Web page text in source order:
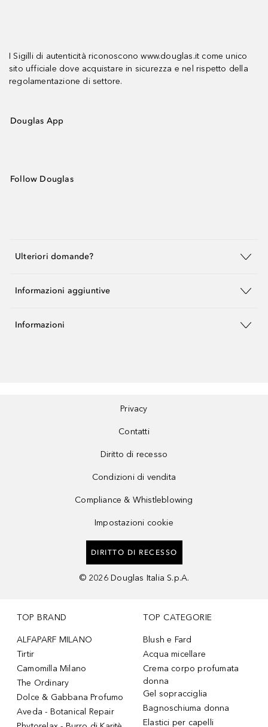
I Sigilli di autenticità riconoscono www.douglas.it come unico
sito ufficiale dove acquistare in sicurezza e nel rispetto della
regolamentazione di settore.
Douglas App
Follow Douglas
Ulteriori domande?
Informazioni aggiuntive
Informazioni
Privacy
Contatti
Diritto di recesso
Condizioni di vendita
Compliance & Whistleblowing
Impostazioni cookie
DIRITTO DI RECESSO
© 2026 Douglas Italia S.p.A.
TOP BRAND
ALFAPARF MILANO
Tirtir
Camomilla Milano
The Ordinary
Dolce & Gabbana Profumo
Aveda - Botanical Repair
TOP CATEGORIE
Blush e Fard
Acqua micellare
Crema corpo profumata
donna
Gel sopracciglia
Bagnoschiuma donna
Elastici per capelli